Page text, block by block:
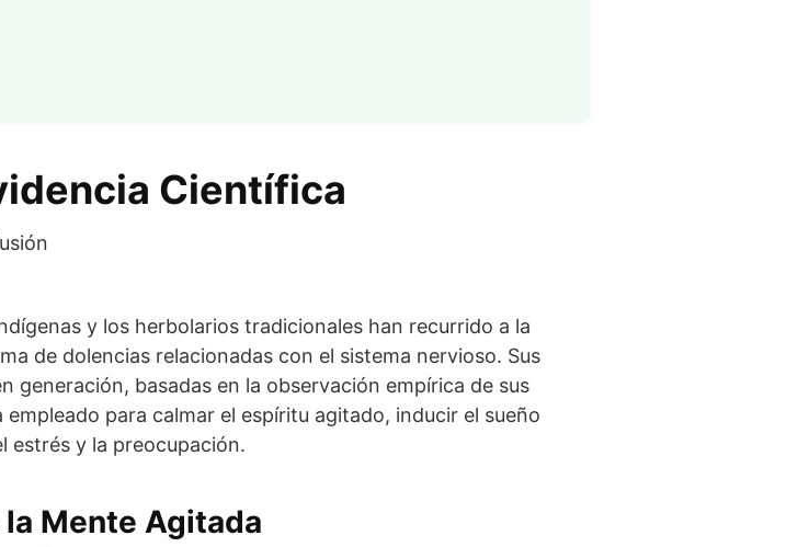
Científica
y los herbolarios tradicionales han recurrido a la
de dolencias relacionadas con el sistema nervioso. Sus
generación, basadas en la observación empírica de sus
para calmar el espíritu agitado, inducir el sueño
estrés y la preocupación.
la Mente Agitada